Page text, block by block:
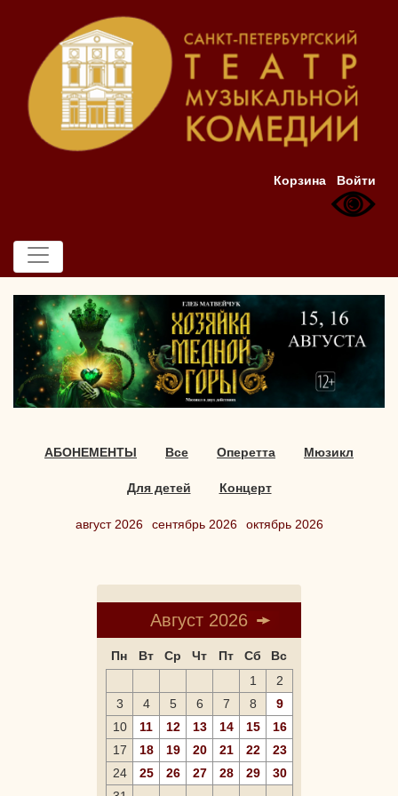
Корзина Войти
АБОНЕМЕНТЫ Все Оперетта Мюзикл
Для детей Концерт
август 2026 сентябрь 2026 октябрь 2026
Август 2026
Пн Вт Ср Чт Пт Сб
Вс
1
2
3
4 5 6 7 8
9
10
11 12 13 14 15
16
17
18 19 20 21 22
23
24
25 26 27 28 29
30